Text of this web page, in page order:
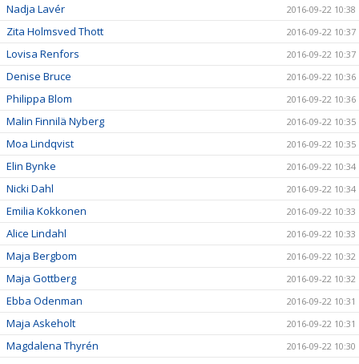
Nadja Lavér 2016-09-22 10:38
Zita Holmsved Thott 2016-09-22 10:37
Lovisa Renfors 2016-09-22 10:37
Denise Bruce 2016-09-22 10:36
Philippa Blom 2016-09-22 10:36
Malin Finnilä Nyberg 2016-09-22 10:35
Moa Lindqvist 2016-09-22 10:35
Elin Bynke 2016-09-22 10:34
Nicki Dahl 2016-09-22 10:34
Emilia Kokkonen 2016-09-22 10:33
Alice Lindahl 2016-09-22 10:33
Maja Bergbom 2016-09-22 10:32
Maja Gottberg 2016-09-22 10:32
Ebba Odenman 2016-09-22 10:31
Maja Askeholt 2016-09-22 10:31
Magdalena Thyrén 2016-09-22 10:30